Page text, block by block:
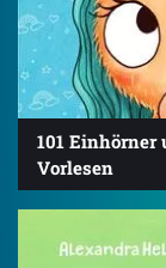
101 Einhörner
Vorlesen